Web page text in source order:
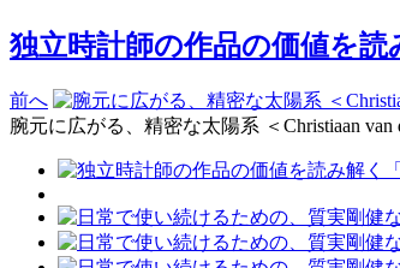
独立時計師の作品の価値を
前へ
腕元に広がる、精密な太陽系 ＜Christiaan